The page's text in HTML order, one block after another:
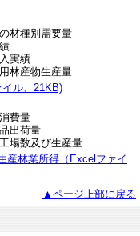
材種別需要量
実績
林産物生産量
ル、21KB)
費量
出荷量
場数及び生産量
産林業所得（Excelファイ
▲ページ上部に戻る